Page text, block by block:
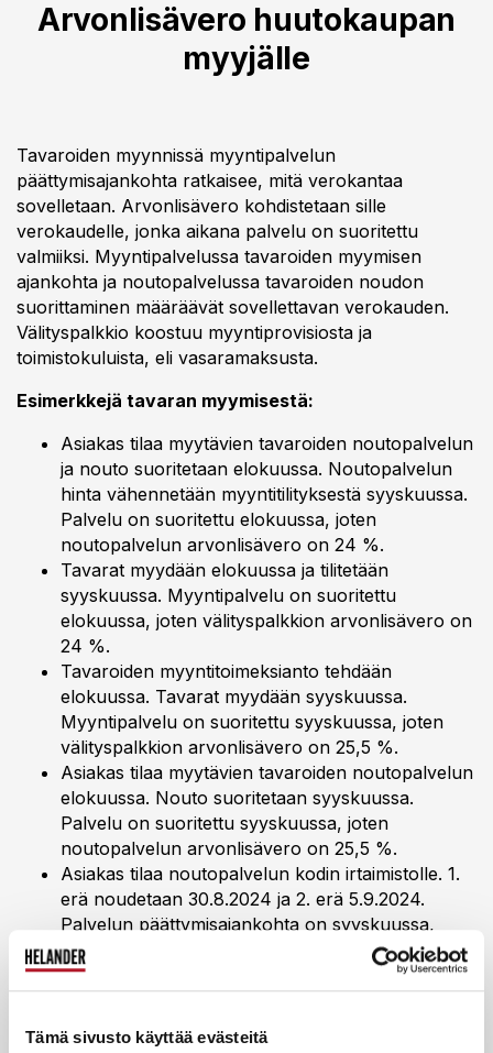
Tämä sivusto käyttää evästeitä
Arvonlisävero huutokaupan
myyjälle
Tavaroiden myynnissä myyntipalvelun
päättymisajankohta ratkaisee, mitä verokantaa
sovelletaan. Arvonlisävero kohdistetaan sille
verokaudelle, jonka aikana palvelu on suoritettu
valmiiksi. Myyntipalvelussa tavaroiden myymisen
ajankohta ja noutopalvelussa tavaroiden noudon
suorittaminen määräävät sovellettavan verokauden.
Välityspalkkio koostuu myyntiprovisiosta ja
toimistokuluista, eli vasaramaksusta.
Esimerkkejä tavaran myymisestä:
Asiakas tilaa myytävien tavaroiden noutopalvelun
ja nouto suoritetaan elokuussa. Noutopalvelun
hinta vähennetään myyntitilityksestä syyskuussa.
Palvelu on suoritettu elokuussa, joten
noutopalvelun arvonlisävero on 24 %.
Tavarat myydään elokuussa ja tilitetään
syyskuussa. Myyntipalvelu on suoritettu
elokuussa, joten välityspalkkion arvonlisävero on
24 %.
Tavaroiden myyntitoimeksianto tehdään
elokuussa. Tavarat myydään syyskuussa.
Myyntipalvelu on suoritettu syyskuussa, joten
välityspalkkion arvonlisävero on 25,5 %.
Asiakas tilaa myytävien tavaroiden noutopalvelun
elokuussa. Nouto suoritetaan syyskuussa.
Palvelu on suoritettu syyskuussa, joten
noutopalvelun arvonlisävero on 25,5 %.
Asiakas tilaa noutopalvelun kodin irtaimistolle. 1.
erä noudetaan 30.8.2024 ja 2. erä 5.9.2024.
Palvelun päättymisajankohta on syyskuussa,
joten noutopalvelun arvonlisävero on 25,5 %.